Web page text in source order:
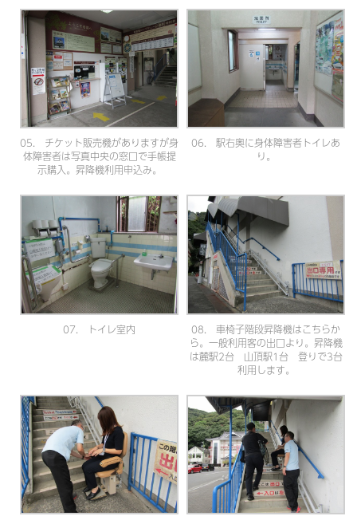
05. チケット販売機がありますが身
体障害者は写真中央の窓口で手帳提
示購入。昇降機利用申込み。
06. 駅右奥に身体障害者トイレあ
り。
07. トイレ室内
08. 車椅子階段昇降機はこちらか
ら。一般利用客の出口より。昇降機
は麓駅2台 山頂駅1台 登りで3台
利用します。